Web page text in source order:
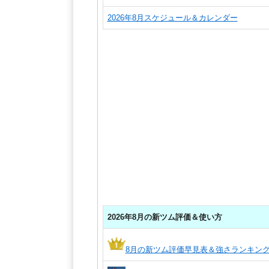
2026年8月スケジュール＆カレンダー
2026年8月の新ツム評価＆使い方
8月の新ツム評価早見表＆強さランキン